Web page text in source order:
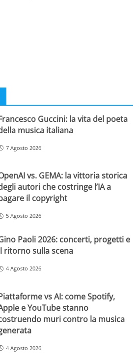
Guccini: la vita del poeta
musica italiana
7 Agosto 2026
vs. GEMA: la vittoria storica
autori che costringe l’IA a
il copyright
5 Agosto 2026
Paoli 2026: concerti, progetti e
ritorno sulla scena
4 Agosto 2026
vs AI: come Spotify,
e YouTube stanno
muri contro la musica
4 Agosto 2026